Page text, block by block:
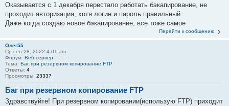
Оказывается с 1 декабря перестало работать бэкапирование, не
проходит авторизация, хотя логин и пароль правильный.
Даже когда создаю новое бэкапирование, все тоже самое
Перейти к сообщению
Олег55
Ср сен 28, 2022 4:01 am
Форум: Веб-сервер
Тема: Баг при резервном копирование FTP
Ответы: 4
Просмотры: 23337
Баг при резервном копирование FTP
Здравствуйте! При резервном копировании(использую FTP) приходит